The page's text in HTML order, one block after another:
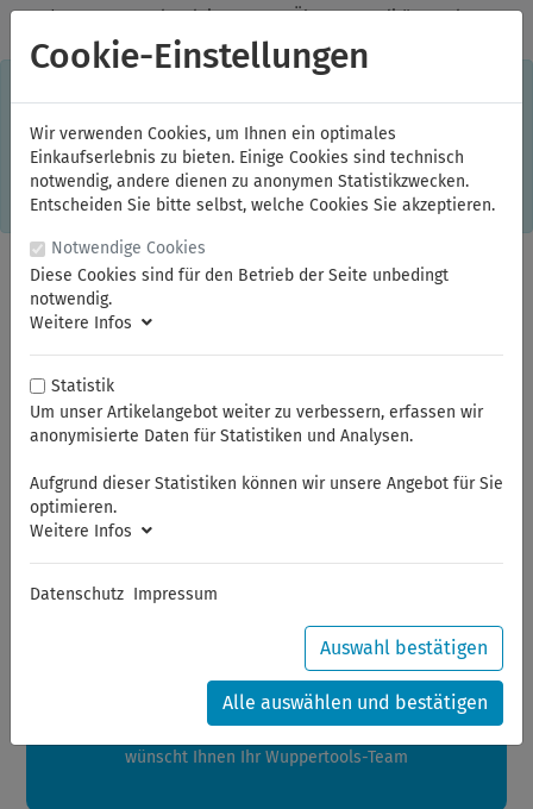
✓Jeden Monat starke Aktionen ✓Über 20 Qualitätsmarken ✓
Kostenlose Lieferung im Inland ab 150,00 Euro Bruttowarenwert
Einkaufserlebnis. Dabei werden beispielsweise die Session-
Informationen oder die Spracheinstellung auf Ihrem Rechner
gespeichert. Ohne Cookies ist der Funktionsumfang des
Online-Shops eingeschränkt. Sind Sie damit nicht
einverstanden, klicken Sie bitte hier.
ESD-Schraubendreher
Sommerferien
zwischen 28.07.2026 und 21.08.2026 machen auch wir
Ihre Bestellungen in diesem Zeitraum werden ab dem
24.08.2026 verschickt.
wünscht Ihnen Ihr Wuppertools-Team
Cookie-Einstellungen
Wir verwenden Cookies, um Ihnen ein optimales
Einkaufserlebnis zu bieten. Einige Cookies sind technisch
notwendig, andere dienen zu anonymen Statistikzwecken.
Entscheiden Sie bitte selbst, welche Cookies Sie akzeptieren.
Notwendige Cookies
Diese Cookies sind für den Betrieb der Seite unbedingt
notwendig.
Weitere Infos
Statistik
Um unser Artikelangebot weiter zu verbessern, erfassen wir
anonymisierte Daten für Statistiken und Analysen.
Aufgrund dieser Statistiken können wir unsere Angebot für Sie
optimieren.
Weitere Infos
Datenschutz Impressum
Auswahl bestätigen
Alle auswählen und bestätigen